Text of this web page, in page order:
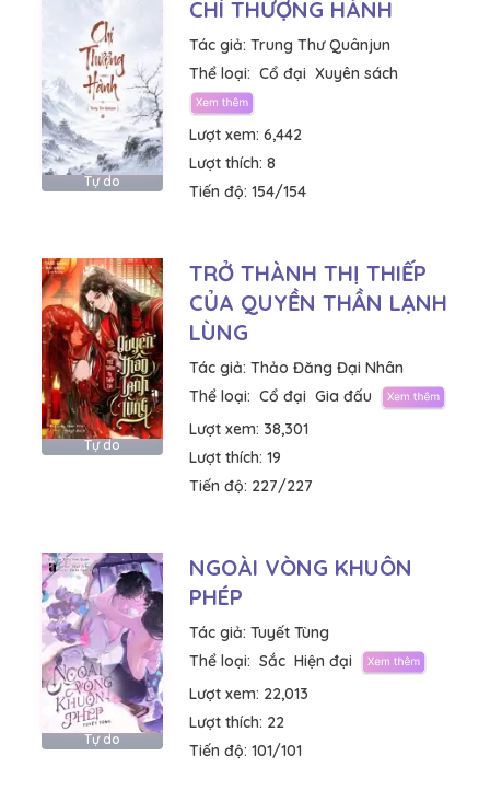
Tự do
CHÍ THƯỢNG HÀNH
Tác giả: Trung Thư Quânjun
Thể loại: Cổ đại Xuyên sách
Lượt xem: 6,442
Lượt thích: 8
Tiến độ: 154/154
Tự do
TRỞ THÀNH THỊ THIẾP
CỦA QUYỀN THẦN LẠNH
LÙNG
Tác giả: Thảo Đăng Đại Nhân
Thể loại: Cổ đại Gia đấu
Lượt xem: 38,301
Lượt thích: 19
Tiến độ: 227/227
Tự do
NGOÀI VÒNG KHUÔN
PHÉP
Tác giả: Tuyết Tùng
Thể loại: Sắc Hiện đại
Lượt xem: 22,013
Lượt thích: 22
Tiến độ: 101/101